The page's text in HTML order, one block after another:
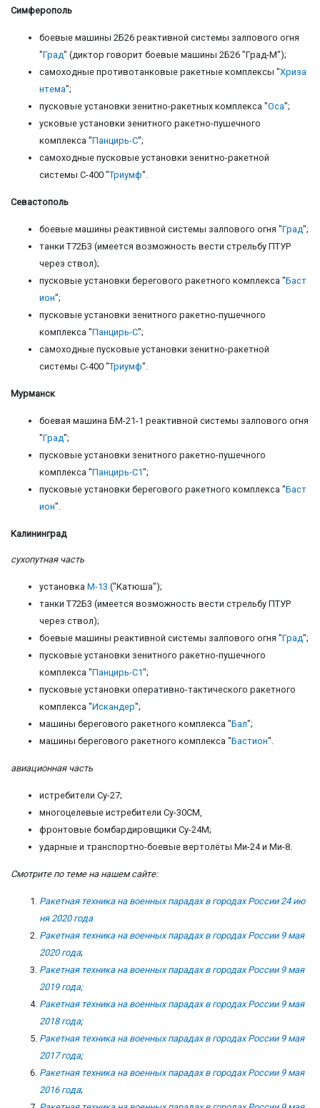
Симферополь
боевые машины 2Б26 реактивной системы залпового огня
"Град" (диктор говорит боевые машины 2Б26 "Град-М");
самоходные противотанковые ракетные комплексы "Хриза
нтема";
пусковые установки зенитно-ракетных комплекса "Оса";
усковые установки зенитного ракетно-пушечного
комплекса "Панцирь-С";
самоходные пусковые установки зенитно-ракетной
системы С-400 "Триумф".
Севастополь
боевые машины реактивной системы залпового огня "Град";
танки Т72Б3 (имеется возможность вести стрельбу ПТУР
через ствол);
пусковые установки берегового ракетного комплекса "Баст
ион";
пусковые установки зенитного ракетно-пушечного
комплекса "Панцирь-С";
самоходные пусковые установки зенитно-ракетной
системы С-400 "Триумф".
Мурманск
боевая машина БМ-21-1 реактивной системы залпового огня
"Град";
пусковые установки зенитного ракетно-пушечного
комплекса "Панцирь-С1";
пусковые установки берегового ракетного комплекса "Баст
ион".
Калининград
сухопутная часть
установка М-13 ("Катюша");
танки Т72Б3 (имеется возможность вести стрельбу ПТУР
через ствол);
боевые машины реактивной системы залпового огня "Град";
пусковые установки зенитного ракетно-пушечного
комплекса "Панцирь-С1";
пусковые установки оперативно-тактического ракетного
комплекса "Искандер";
машины берегового ракетного комплекса "Бал";
машины берегового ракетного комплекса "Бастион".
авиационная часть
истребители Су-27;
многоцелевые истребители Су-30СМ,
фронтовые бомбардировщики Су-24М;
ударные и транспортно-боевые вертолёты Ми-24 и Ми-8.
Смотрите по теме на нашем сайте:
Ракетная техника на военных парадах в городах России 24 ию
ня 2020 года
Ракетная техника на военных парадах в городах России 9 мая
2020 года;
Ракетная техника на военных парадах в городах России 9 мая
2019 года;
Ракетная техника на военных парадах в городах России 9 мая
2018 года;
Ракетная техника на военных парадах в городах России 9 мая
2017 года;
Ракетная техника на военных парадах в городах России 9 мая
2016 года;